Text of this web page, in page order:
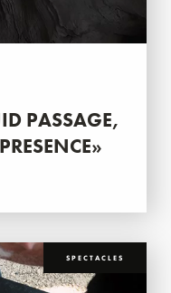
PASSAGE,
SPECTACLES